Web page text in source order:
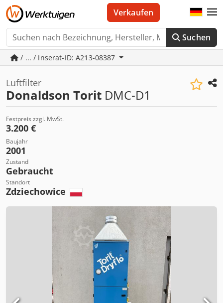
Suchen
Verkaufen
/ ... / Inserat-ID: A213-08387
Luftfilter
Donaldson Torit DMC-D1
Festpreis zzgl. MwSt.
3.200 €
Baujahr
2001
Zustand
Gebraucht
Standort
Zdziechowice